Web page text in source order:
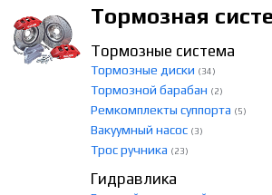
Тормозная
Тормозные система
Тормозные диски (34)
Тормозной барабан (2)
Ремкомплекты суппорта (5)
Вакуумный насос (3)
Трос ручника (23)
Гидравлика